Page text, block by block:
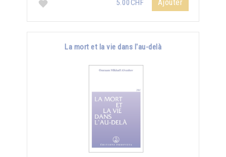
5.00CHF Ajouter
La mort et la vie dans l'au-delà